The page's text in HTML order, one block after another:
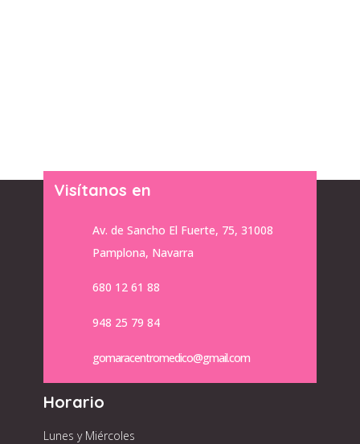
Visítanos en
Av. de Sancho El Fuerte, 75, 31008
Pamplona, Navarra
680 12 61 88
948 25 79 84
gomaracentromedico@gmail.com
Horario
Lunes y Miércoles